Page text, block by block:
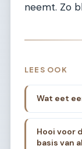
neemt. Zo
LEES OOK
Wat eet
Hooi voor
basis van